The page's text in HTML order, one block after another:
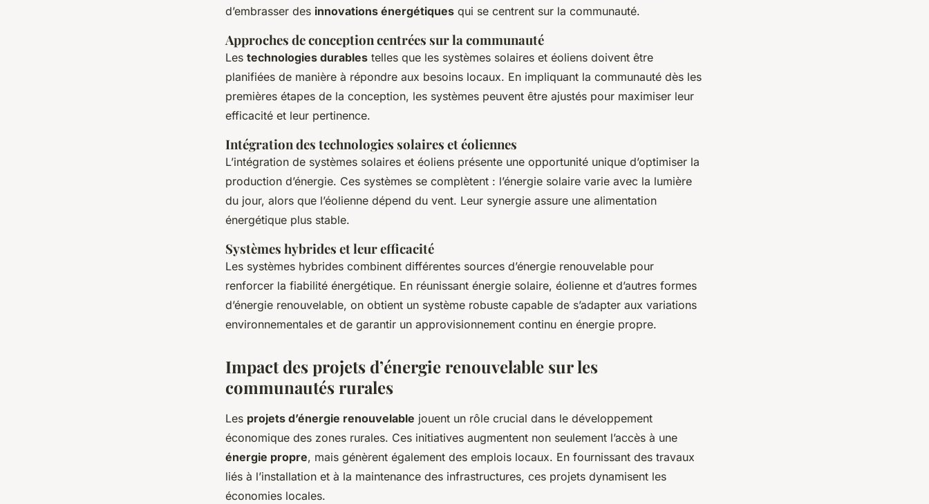
d’embrasser des innovations énergétiques qui se centrent sur la communauté.
Approches de conception centrées sur la communauté
Les technologies durables telles que les systèmes solaires et éoliens doivent être
planifiées de manière à répondre aux besoins locaux. En impliquant la communauté dès les
premières étapes de la conception, les systèmes peuvent être ajustés pour maximiser leur
efficacité et leur pertinence.
Intégration des technologies solaires et éoliennes
L’intégration de systèmes solaires et éoliens présente une opportunité unique d’optimiser la
production d’énergie. Ces systèmes se complètent : l’énergie solaire varie avec la lumière
du jour, alors que l’éolienne dépend du vent. Leur synergie assure une alimentation
énergétique plus stable.
Systèmes hybrides et leur efficacité
Les systèmes hybrides combinent différentes sources d’énergie renouvelable pour
renforcer la fiabilité énergétique. En réunissant énergie solaire, éolienne et d’autres formes
d’énergie renouvelable, on obtient un système robuste capable de s’adapter aux variations
environnementales et de garantir un approvisionnement continu en énergie propre.
Impact des projets d’énergie renouvelable sur les
communautés rurales
Les projets d’énergie renouvelable jouent un rôle crucial dans le développement
économique des zones rurales. Ces initiatives augmentent non seulement l’accès à une
énergie propre, mais génèrent également des emplois locaux. En fournissant des travaux
liés à l’installation et à la maintenance des infrastructures, ces projets dynamisent les
économies locales.